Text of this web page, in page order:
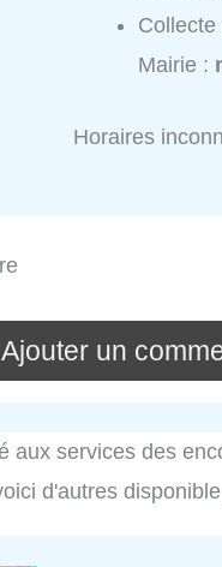
Mairie :
Horaires
Ajouter un
aux services des
d'autres